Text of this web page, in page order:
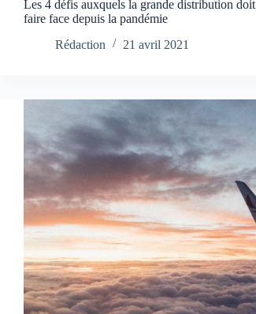
Les 4 défis auxquels la grande distribution doit
faire face depuis la pandémie
Rédaction
21 avril 2021